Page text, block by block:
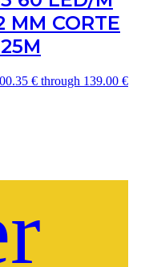
MM CORTE
€ through 139.00 €